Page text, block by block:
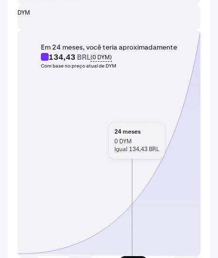
DYM
Em 24 meses, você teria aproximadamente
134,43 BRL(0 DYM)
Com base no preço atual de DYM
24meses
0 DYM
Igual 134,43 BRL